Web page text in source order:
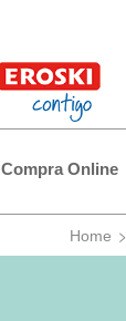
Compra Online
Home